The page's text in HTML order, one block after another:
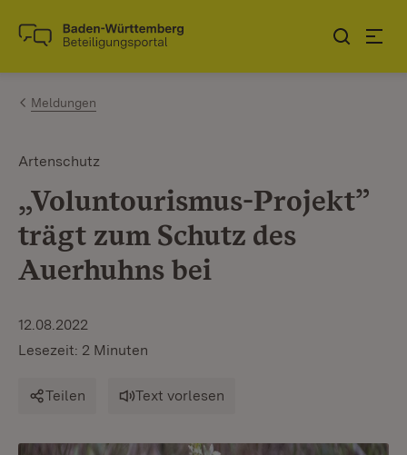
Zum Inhalt springen
Link zur Startseite
Meldungen
Artenschutz
„Voluntourismus-Projekt”
trägt zum Schutz des
Auerhuhns bei
12.08.2022
Lesezeit: 2 Minuten
Teilen Text vorlesen